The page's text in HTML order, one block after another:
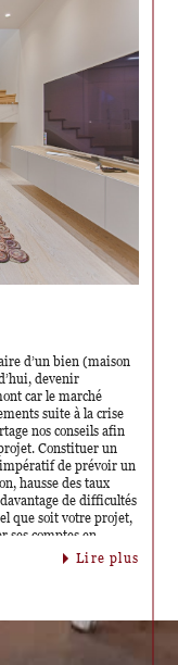
des règles
: -
en 2034 - Interdiction
à la location
la rénovation de ces
vers des logements
une aide fiscale pour
propriétaires
leurs impôts en
En effet, la limite
passera de 10
effectuer des travaux
énergétique E, F
le 31 décembre 2025.
à partir du 5
et le 31 décembre
10 700 €. Le nombre
DPE. Par conséquent,
vous concernent
et d’apporter les
ces nouvelles
d’un bien (maison
devenir
car le marché
suite à la crise
nos conseils afin
Constituer un
de prévoir un
hausse des taux
de difficultés
que soit votre projet,
ses comptes en
un apport qui
indispensable pour
vous devez
critères idéaux. Une
à chercher et faire
lire plus